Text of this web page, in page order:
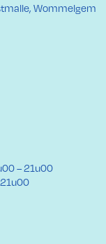
Wommelgem
– 21u00